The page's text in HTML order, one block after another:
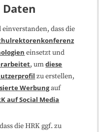
Daten
dass die
einsetzt und
, umdiese
zu erstellen,
Werbungauf
auf Social Media
die HRK ggf. zu